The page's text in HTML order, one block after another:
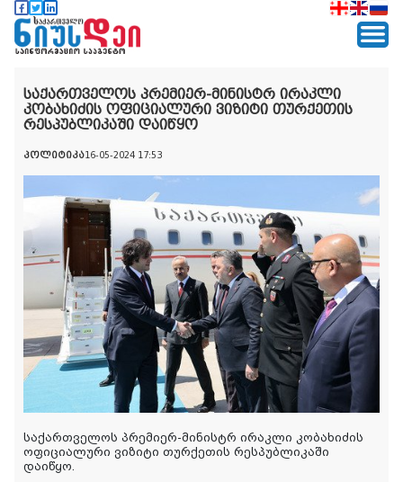
საქართველოს პრემიერ-მინისტრ ირაკლი
კობახიძის ოფიციალური ვიზიტი თურქეთის
რესპუბლიკაში დაიწყო
პოლიტიკა16-05-2024 17:53
საქართველოს პრემიერ-მინისტრ ირაკლი კობახიძის
ოფიციალური ვიზიტი თურქეთის რესპუბლიკაში
დაიწყო.